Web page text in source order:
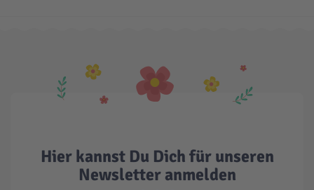
Hier kannst Du Dich für unseren
Newsletter anmelden